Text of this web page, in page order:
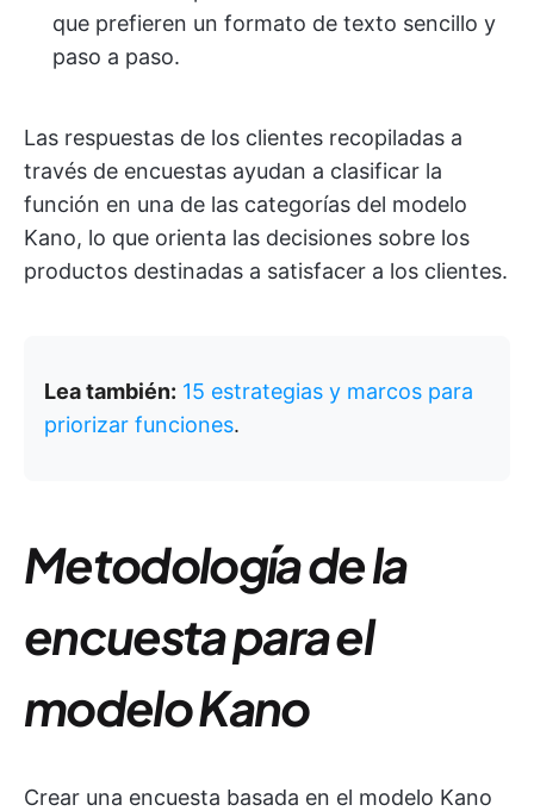
que prefieren un formato de texto sencillo y
paso a paso.
Las respuestas de los clientes recopiladas a
través de encuestas ayudan a clasificar la
función en una de las categorías del modelo
Kano, lo que orienta las decisiones sobre los
productos destinadas a satisfacer a los clientes.
Lea también: 15 estrategias y marcos para
priorizar funciones.
Metodología de la
encuesta para el
modelo Kano
Crear una encuesta basada en el modelo Kano